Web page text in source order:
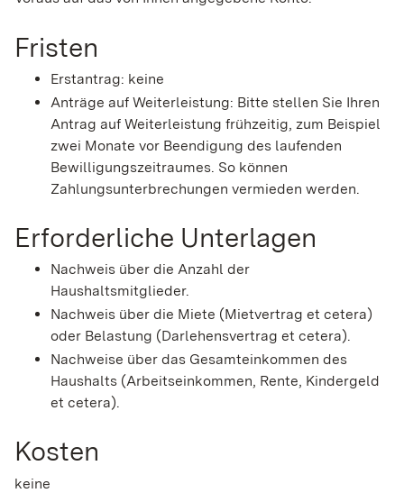
Fristen
Erstantrag: keine
Anträge auf Weiterleistung: Bitte stellen Sie Ihren
Antrag auf Weiterleistung frühzeitig, zum Beispiel
zwei Monate vor Beendigung des laufenden
Bewilligungszeitraumes. So können
Zahlungsunterbrechungen vermieden werden.
Erforderliche Unterlagen
Nachweis über die Anzahl der
Haushaltsmitglieder.
Nachweis über die Miete (Mietvertrag et cetera)
oder Belastung (Darlehensvertrag et cetera).
Nachweise über das Gesamteinkommen des
Haushalts (Arbeitseinkommen, Rente, Kindergeld
et cetera).
Kosten
keine